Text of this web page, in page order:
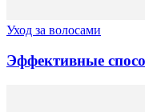
Уход за волосами
Эффективные